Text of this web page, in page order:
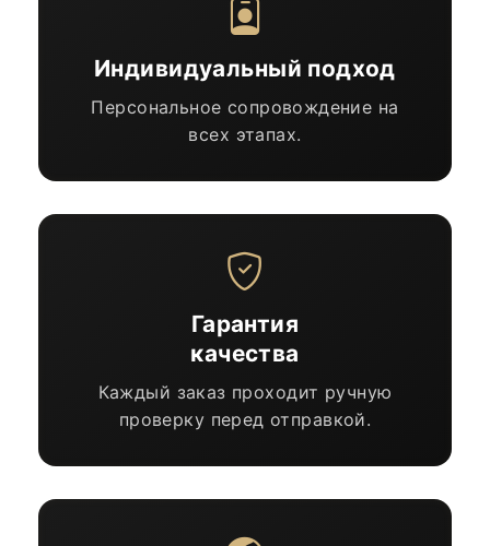
Индивидуальный подход
Персональное сопровождение на
всех этапах.
Гарантия
качества
Каждый заказ проходит ручную
проверку перед отправкой.